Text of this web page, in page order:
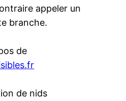
appeler un
branche.
de
de nids